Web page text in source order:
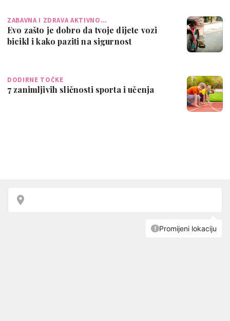
ZABAVNA I ZDRAVA AKTIVNO…
Evo zašto je dobro da tvoje dijete vozi
bicikl i kako paziti na sigurnost
DODIRNE TOČKE
7 zanimljivih sličnosti sporta i učenja